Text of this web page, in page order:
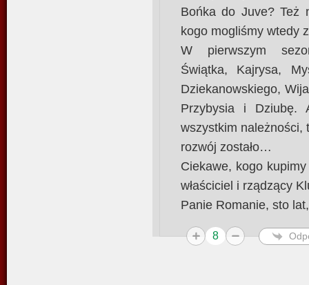
Bońka do Juve? Też
kogo mogliśmy wtedy
W pierwszym
Świątka, Kajrysa,
Dziekanowskiego,
Przybysia i Dziubę.
wszystkim należności,
rozwój zostało…
Ciekawe, kogo
właściciel i rządzący
Panie Romanie, sto
8